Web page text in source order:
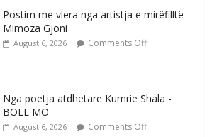
Postim me vlera nga artistja e mirëfilltë
Mimoza Gjoni
August 6, 2026 Comments Off
Nga poetja atdhetare Kumrie Shala -
BOLL MO
August 6, 2026 Comments Off